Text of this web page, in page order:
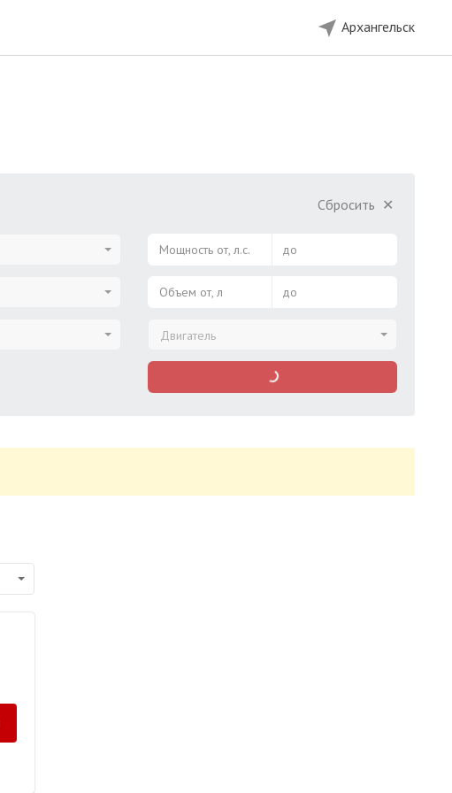
Архангельск
Сбросить ✕
Мощность от, л.с. до
Объем от, л до
Двигатель